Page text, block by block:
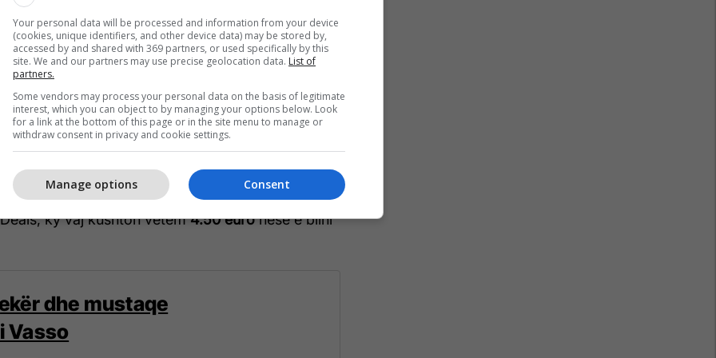
dhe mustaqe – veç 4.50 euro!
ky vaj nga brendi Vasso e zbutë mjekrën dhe
për ta prekur.
të këndshme e cila ofron ndjenjë freskuese
rekomandohet të përdoret pasi ta keni
shampon.
ky vaj kushton vetëm4.50 euronëse e blini
dhe mustaqe
Vasso
Your personal data will be processed and information from your device
(cookies, unique identifiers, and other device data) may be stored by,
accessed by and shared with 369 partners, or used specifically by this
site. We and our partners may use precise geolocation data. List of
partners.
Some vendors may process your personal data on the basis of legitimate
interest, which you can object to by managing your options below. Look
for a link at the bottom of this page or in the site menu to manage or
withdraw consent in privacy and cookie settings.
Consent
Manage options